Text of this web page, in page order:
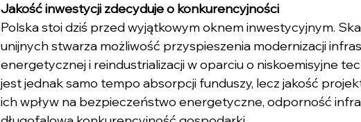
Jakość inwestycji zdecyduje o konkurencyjności
Polska stoi dziś przed wyjątkowym oknem inwestycyjnym.
unijnych stwarza możliwość przyspieszenia modernizacji
energetycznej i reindustrializacji w oparciu o niskoemisyjne
jest jednak samo tempo absorpcji funduszy, lecz jakość
ich wpływ na bezpieczeństwo energetyczne, odporność